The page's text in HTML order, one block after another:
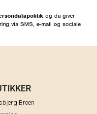
og du giver
via SMS, e-mail og sociale
Broen